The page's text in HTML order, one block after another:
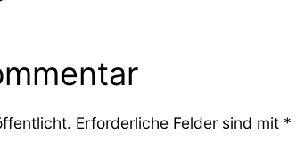
Erforderliche Felder sind mit *